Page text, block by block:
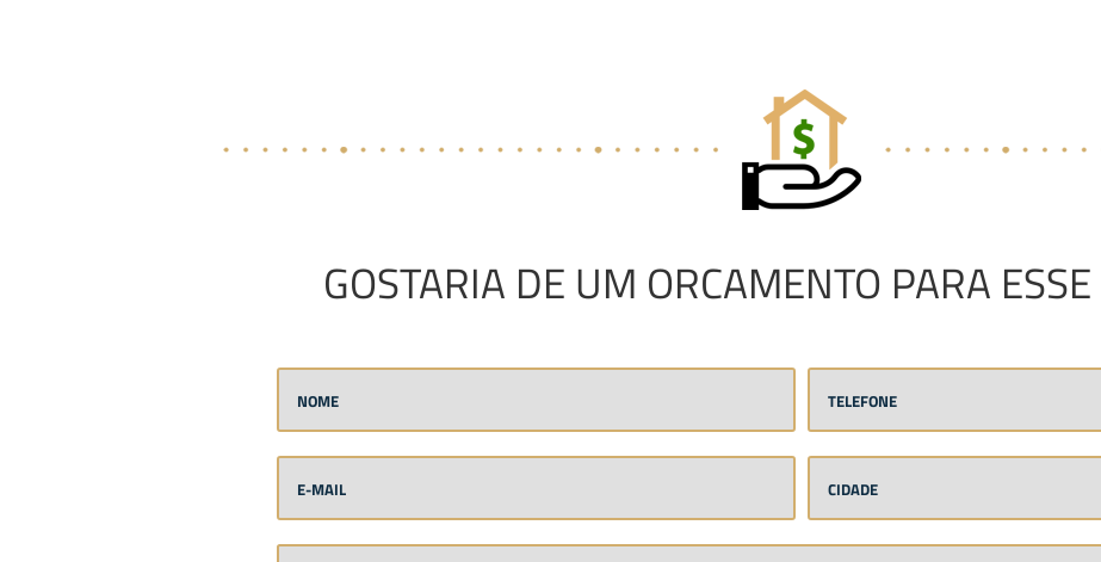
GOSTARIA DE UM ORCAMENTO PARA ESSE